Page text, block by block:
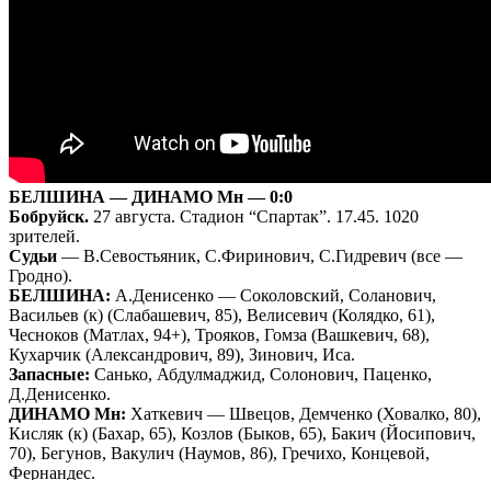
БЕЛШИНА — ДИНАМО Мн — 0:0
Бобруйск. 27 августа. Стадион “Спартак”. 17.45. 1020
зрителей.
Судьи — В.Севостьяник, С.Фиринович, С.Гидревич (все —
Гродно).
БЕЛШИНА: А.Денисенко — Соколовский, Соланович,
Васильев (к) (Слабашевич, 85), Велисевич (Колядко, 61),
Чесноков (Матлах, 94+), Трояков, Гомза (Вашкевич, 68),
Кухарчик (Александрович, 89), Зинович, Иса.
Запасные: Санько, Абдулмаджид, Солонович, Паценко,
Д.Денисенко.
ДИНАМО Мн: Хаткевич — Швецов, Демченко (Ховалко, 80),
Кисляк (к) (Бахар, 65), Козлов (Быков, 65), Бакич (Йосипович,
70), Бегунов, Вакулич (Наумов, 86), Гречихо, Концевой,
Фернандес.